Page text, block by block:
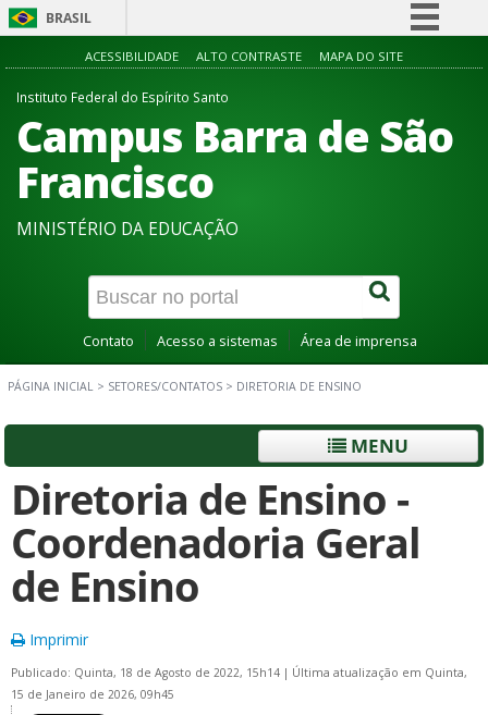
BRASIL
Simplifique!
Participe
Acesso à informação
ACESSIBILIDADE ALTO CONTRASTE MAPA DO SITE
Instituto Federal do Espírito Santo
Campus Barra de São
Francisco
MINISTÉRIO DA EDUCAÇÃO
Contato Acesso a sistemas Área de imprensa
PÁGINA INICIAL > SETORES/CONTATOS > DIRETORIA DE ENSINO
MENU
Diretoria de Ensino -
Coordenadoria Geral
de Ensino
Imprimir
Publicado: Quinta, 18 de Agosto de 2022, 15h14 | Última atualização em Quinta,
15 de Janeiro de 2026, 09h45